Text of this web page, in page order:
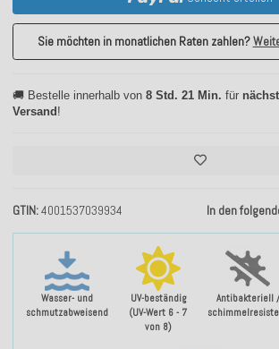
Wasser- und
schmutzabweisend
UV-beständig
(UV-Wert 6 - 7
von 8)
Antibakteriell /
GTIN 4001537039934 In den
Sie möchten in monatlichen Raten zahlen?
🚚 Bestelle innerhalb von 8 Std. 21 Min. für
Versand!